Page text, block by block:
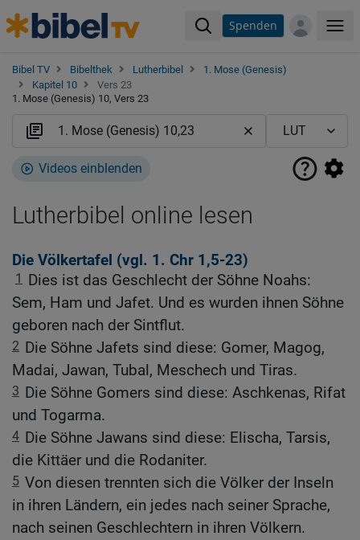
Spenden
Bibel TV Bibelthek Lutherbibel
1. Mose (Genesis)
Kapitel 10
Vers 23
1. Mose (Genesis) 10, Vers 23
Videos einblenden
Lutherbibel online lesen
Die Völkertafel (vgl. 1. Chr 1,5-23)
1
Dies ist das Geschlecht der Söhne Noahs:
Sem, Ham und Jafet. Und es wurden ihnen Söhne
geboren nach der Sintflut.
2 Die Söhne Jafets sind diese: Gomer, Magog,
Madai, Jawan, Tubal, Meschech und Tiras.
3 Die Söhne Gomers sind diese: Aschkenas, Rifat
und Togarma.
4 Die Söhne Jawans sind diese: Elischa, Tarsis,
die Kittäer und die Rodaniter.
5 Von diesen trennten sich die Völker der Inseln
in ihren Ländern, ein jedes nach seiner Sprache,
nach seinen Geschlechtern in ihren Völkern.